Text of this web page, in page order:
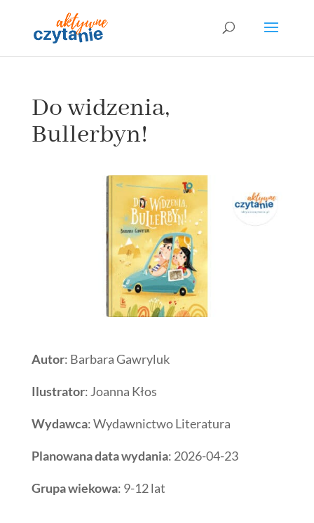
Do widzenia,
Bullerbyn!
Autor: Barbara Gawryluk
Ilustrator: Joanna Kłos
Wydawca: Wydawnictwo Literatura
Planowana data wydania: 2026-04-23
Grupa wiekowa: 9-12 lat